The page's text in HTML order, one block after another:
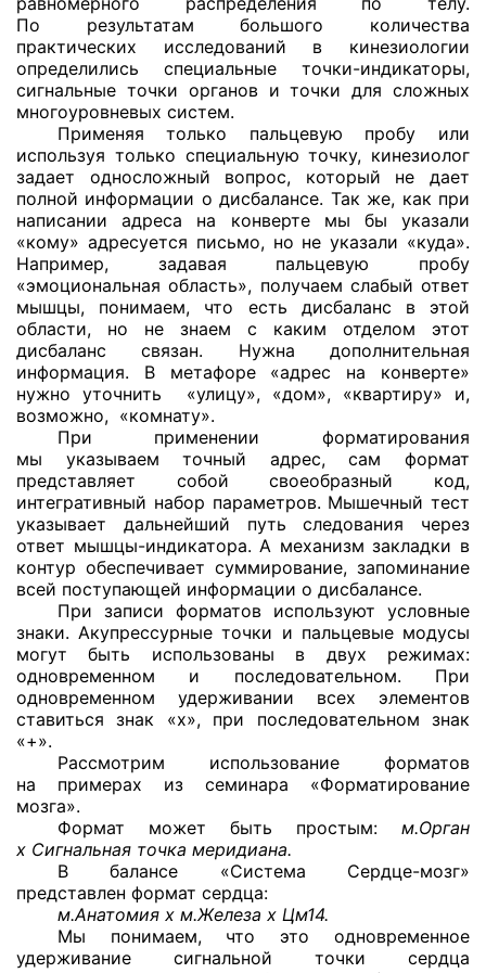
По результатам большого количества
практических исследований в кинезиологии
определились специальные точки-индикаторы,
сигнальные точки органов и точки для сложных
многоуровневых систем.
Применяя только пальцевую пробу или
используя только специальную точку, кинезиолог
задает односложный вопрос, который не дает
полной информации о дисбалансе. Так же, как при
написании адреса на конверте мы бы указали
«кому» адресуется письмо, но не указали «куда».
Например, задавая пальцевую пробу
«эмоциональная область», получаем слабый ответ
мышцы, понимаем, что есть дисбаланс в этой
области, но не знаем с каким отделом этот
дисбаланс связан. Нужна дополнительная
информация. В метафоре «адрес на конверте»
нужно уточнить «улицу», «дом», «квартиру» и,
возможно, «комнату».
При применении форматирования
мы указываем точный адрес, сам формат
представляет собой своеобразный код,
интегративный набор параметров. Мышечный тест
указывает дальнейший путь следования через
ответ мышцы-индикатора. А механизм закладки в
контур обеспечивает суммирование, запоминание
всей поступающей информации о дисбалансе.
При записи форматов используют условные
знаки. Акупрессурные точки и пальцевые модусы
могут быть использованы в двух режимах:
одновременном и последовательном. При
одновременном удерживании всех элементов
ставиться знак «х», при последовательном знак
«+».
Рассмотрим использование форматов
на примерах из семинара «Форматирование
мозга».
Формат может быть простым:м.Орган
х Сигнальная точка меридиана.
В балансе «Система Сердце-мозг»
представлен формат сердца:
м.Анатомия х м.Железа х Цм14.
Мы понимаем, что это одновременное
удерживание сигнальной точки сердца